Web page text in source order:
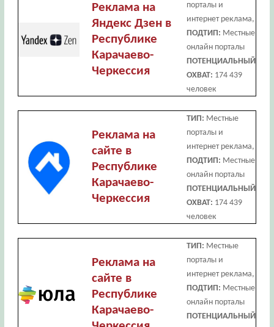
Реклама на
Яндекс Дзен в
Республике
Карачаево-
Черкессия
порталы и
интернет реклама,
ПОДТИП: Местные
онлайн порталы
ПОТЕНЦИАЛЬНЫЙ
ОХВАТ: 174 439
человек
Реклама на
сайте в
Республике
Карачаево-
Черкессия
ТИП: Местные
порталы и
интернет реклама,
ПОДТИП: Местные
онлайн порталы
ПОТЕНЦИАЛЬНЫЙ
ОХВАТ: 174 439
человек
Реклама на
сайте в
Республике
Карачаево-
ТИП: Местные
порталы и
интернет реклама,
ПОДТИП: Местные
онлайн порталы
ПОТЕНЦИАЛЬНЫЙ